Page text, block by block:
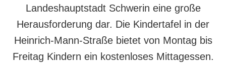
Landeshauptstadt Schwerin eine große
Herausforderung dar. Die Kindertafel in der
Heinrich-Mann-Straße bietet von Montag bis
Freitag Kindern ein kostenloses Mittagessen.